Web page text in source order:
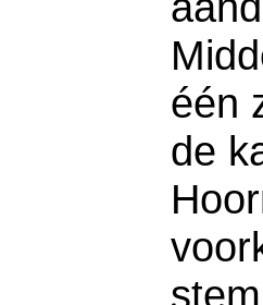
één
de